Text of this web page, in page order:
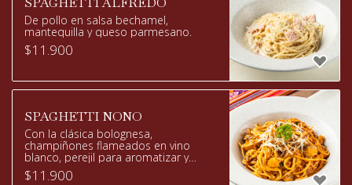
De pollo en salsa bechamel,
mantequilla y queso parmesano.
$11.900
SPAGHETTI NONO
Con la clásica bolognesa,
champiñones flameados en vino
blanco, perejil para aromatizar y
queso parmesano.
$11.900